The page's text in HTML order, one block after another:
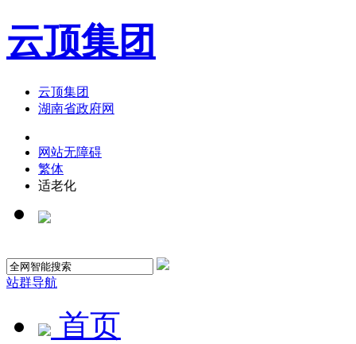
云顶集团
云顶集团
湖南省政府网
网站无障碍
繁体
适老化
站群导航
首页